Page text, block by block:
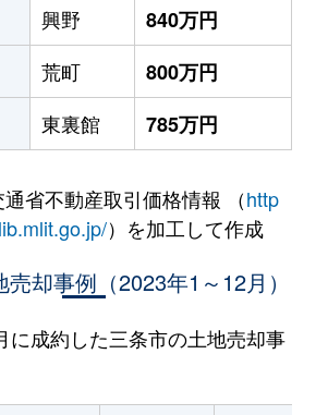
興野
840万円
荒町
800万円
東裏館 785万円
省不動産取引価格情報 （http
）を加工して作成
却事例（2023年1～12月）
に成約した三条市の土地売却事